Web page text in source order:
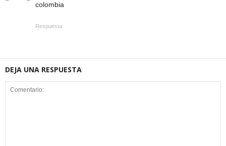
colombia
Respuesta
DEJA UNA RESPUESTA